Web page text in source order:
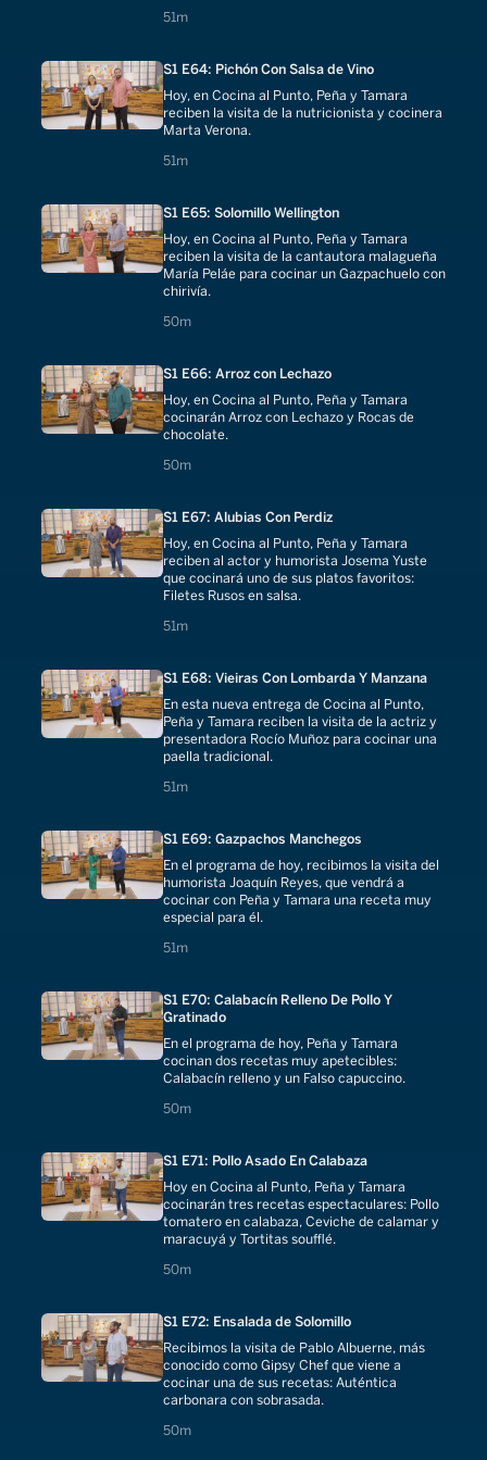
51m
51 minutes
S1 E64: Pichón Con Salsa de Vino
Hoy, en Cocina al Punto, Peña y Tamara
reciben la visita de la nutricionista y cocinera
Marta Verona.
51m
51 minutes
S1 E65: Solomillo Wellington
Hoy, en Cocina al Punto, Peña y Tamara
reciben la visita de la cantautora malagueña
María Peláe para cocinar un Gazpachuelo con
chirivía.
50m
50 minutes
S1 E66: Arroz con Lechazo
Hoy, en Cocina al Punto, Peña y Tamara
cocinarán Arroz con Lechazo y Rocas de
chocolate.
50m
50 minutes
S1 E67: Alubias Con Perdiz
Hoy, en Cocina al Punto, Peña y Tamara
reciben al actor y humorista Josema Yuste
que cocinará uno de sus platos favoritos:
Filetes Rusos en salsa.
51m
51 minutes
S1 E68: Vieiras Con Lombarda Y Manzana
En esta nueva entrega de Cocina al Punto,
Peña y Tamara reciben la visita de la actriz y
presentadora Rocío Muñoz para cocinar una
paella tradicional.
51m
51 minutes
S1 E69: Gazpachos Manchegos
En el programa de hoy, recibimos la visita del
humorista Joaquín Reyes, que vendrá a
cocinar con Peña y Tamara una receta muy
especial para él.
51m
51 minutes
S1 E70: Calabacín Relleno De Pollo Y
Gratinado
En el programa de hoy, Peña y Tamara
cocinan dos recetas muy apetecibles:
Calabacín relleno y un Falso capuccino.
50m
50 minutes
S1 E71: Pollo Asado En Calabaza
Hoy en Cocina al Punto, Peña y Tamara
cocinarán tres recetas espectaculares: Pollo
tomatero en calabaza, Ceviche de calamar y
maracuyá y Tortitas soufflé.
50m
50 minutes
S1 E72: Ensalada de Solomillo
Recibimos la visita de Pablo Albuerne, más
conocido como Gipsy Chef que viene a
cocinar una de sus recetas: Auténtica
carbonara con sobrasada.
50m
50 minutes